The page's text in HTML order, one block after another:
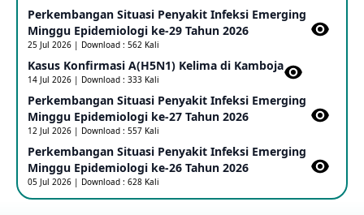
Penetapan Outbreak Penyakit Ebola di RD Kongo dan
Uganda Sebagai PHEIC
17 May 2026
Outbreak Penyakti Ebola di RD Kongo
16 May 2026
Kasus Konfirmasi A(H5NN6) di Cina
Perkembangan Situasi Penyakit Infeksi Emerging
Minggu Epidemiologi ke-29 Tahun 2026
25 Jul 2026 | Download : 562 Kali
Kasus Konfirmasi A(H5N1) Kelima di Kamboja​
14 Jul 2026 | Download : 333 Kali
Perkembangan Situasi Penyakit Infeksi Emerging
Minggu Epidemiologi ke-27 Tahun 2026
12 Jul 2026 | Download : 557 Kali
Perkembangan Situasi Penyakit Infeksi Emerging
Minggu Epidemiologi ke-26 Tahun 2026
05 Jul 2026 | Download : 628 Kali